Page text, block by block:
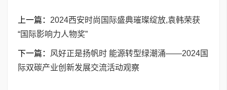
上一篇： 2024西安时尚国际盛典璀璨绽放,袁韩荣获
“国际影响力人物奖”
下一篇： 风好正是扬帆时 能源转型绿潮涌——2024国
际双碳产业创新发展交流活动观察